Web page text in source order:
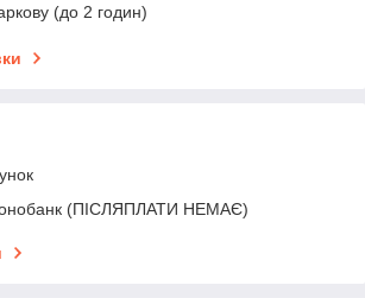
(до 2 годин)
(ПІСЛЯПЛАТИ НЕМАЄ)